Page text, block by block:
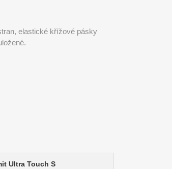
elastické křížové pásky
Ultra Touch S